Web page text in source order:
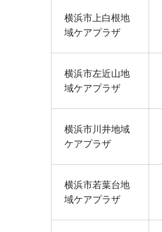
横浜市上白根地
域ケアプラザ
横浜市左近山地
域ケアプラザ
横浜市川井地域
ケアプラザ
横浜市若葉台地
域ケアプラザ